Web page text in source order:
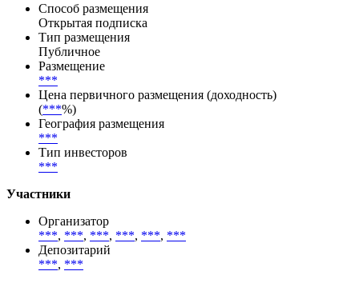
Способ размещения
Открытая подписка
Тип размещения
Публичное
Размещение
***
Цена первичного размещения (доходность)
(***%)
География размещения
***
Тип инвесторов
***
Участники
Организатор
***, ***, ***, ***, ***, ***
Депозитарий
***, ***